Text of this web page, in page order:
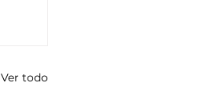
Ver todo